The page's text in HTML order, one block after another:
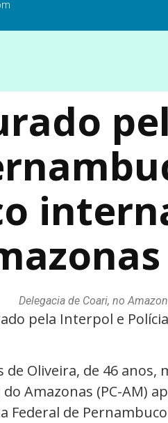
Delegacia de Coari, no
pela Interpol e
de Oliveira, de 46 anos,
do Amazonas (PC-AM)
Federal de